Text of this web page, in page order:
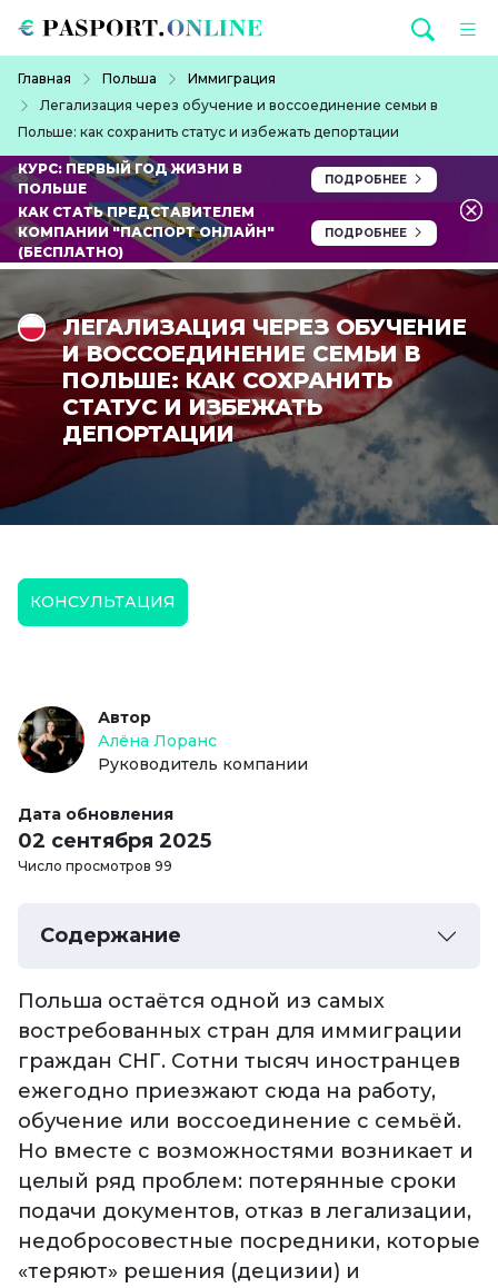
Главная Польша
Иммиграция
Легализация через обучение и воссоединение семьи в
Польше: как сохранить статус и избежать депортации
КУРС: ПЕРВЫЙ ГОД ЖИЗНИ В
ПОЛЬШЕ
ПОДРОБНЕЕ
КАК СТАТЬ ПРЕДСТАВИТЕЛЕМ
КОМПАНИИ "ПАСПОРТ ОНЛАЙН"
(БЕСПЛАТНО)
ПОДРОБНЕЕ
ЛЕГАЛИЗАЦИЯ ЧЕРЕЗ ОБУЧЕНИЕ
И ВОССОЕДИНЕНИЕ СЕМЬИ В
ПОЛЬШЕ: КАК СОХРАНИТЬ
СТАТУС И ИЗБЕЖАТЬ
ДЕПОРТАЦИИ
КОНСУЛЬТАЦИЯ
Автор
Алёна Лоранс
Руководитель компании
Дата обновления
02 сентября 2025
Число просмотров 99
Содержание
Польша остаётся одной из самых
востребованных стран для иммиграции
граждан СНГ. Сотни тысяч иностранцев
ежегодно приезжают сюда на работу,
обучение или воссоединение с семьёй.
Но вместе с возможностями возникает и
целый ряд проблем: потерянные сроки
подачи документов, отказ в легализации,
недобросовестные посредники, которые
«теряют» решения (децизии) и